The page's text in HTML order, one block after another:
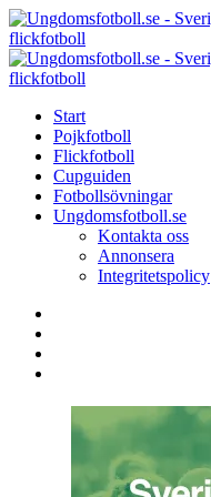
Menu
Search
Menu
Start
Pojkfotboll
Flickfotboll
Cupguiden
Fotbollsövningar
Ungdomsfotboll.se
Kontakta oss
Annonsera
Integritetspolicy